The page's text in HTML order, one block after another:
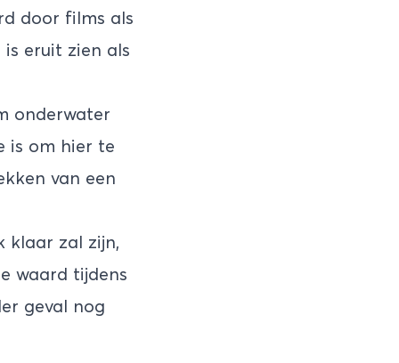
door films als
eruit zien als
onderwater
is om hier te
van een
klaar zal zijn,
waard tijdens
geval nog